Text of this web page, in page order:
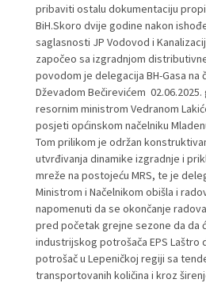
pribaviti ostalu dokumentaciju
BiH.Skoro dvije godine nakon
saglasnosti JP Vodovod i
započeo sa izgradnjom
povodom je delegacija BH-Gasa na
Dževadom Bečirevićem
resornim ministrom Vedranom
posjeti općinskom načelniku
Tom prilikom je održan
utvrđivanja dinamike izgradnje i
mreže na postojeću MRS, te je
Ministrom i Načelnikom obišla i
napomenuti da se okončanje
pred početak grejne sezone da da
industrijskog potrošača EPS Laštro
potrošač u Lepeničkoj regiji sa
transportovanih količina i kroz